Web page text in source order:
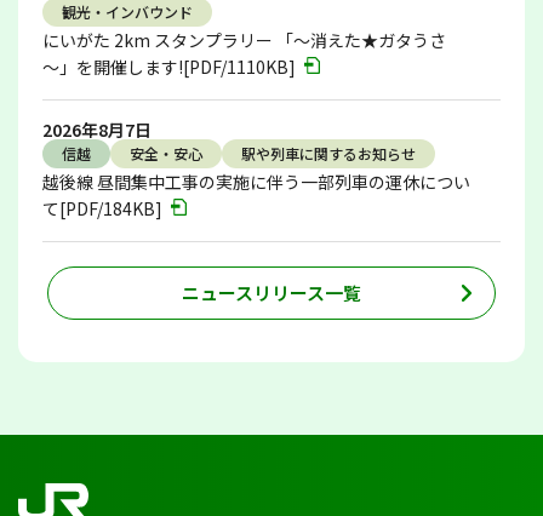
観光・インバウンド
にいがた 2km スタンプラリー 「～消えた★ガタうさ
～」を開催します![PDF/1110KB]
2026年8月7日
信越 安全・安心 駅や列車に関するお知らせ
越後線 昼間集中工事の実施に伴う一部列車の運休につい
て[PDF/184KB]
ニュースリリース一覧